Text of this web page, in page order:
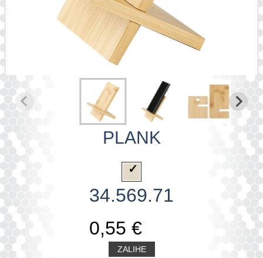
PLANK
34.569.71
0,55 €
ZALIHE